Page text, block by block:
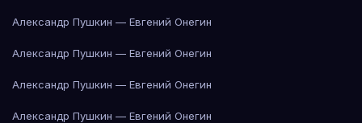
Александр Пушкин — Евгений Онегин
Александр Пушкин — Евгений Онегин
Александр Пушкин — Евгений Онегин
Александр Пушкин — Евгений Онегин